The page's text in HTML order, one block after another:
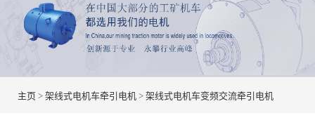
主页 > 架线式电机车牵引电机 > 架线式电机车变频交流牵引电机